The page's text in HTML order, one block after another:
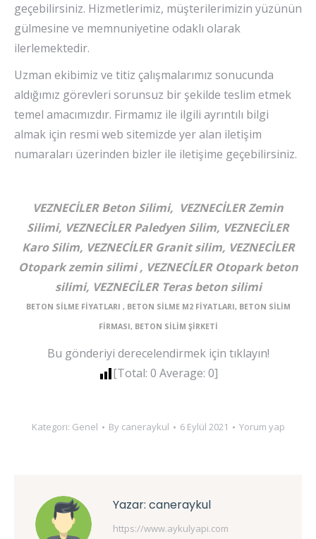
geçebilirsiniz. Hizmetlerimiz, müşterilerimizin yüzünün
gülmesine ve memnuniyetine odaklı olarak
ilerlemektedir.
Uzman ekibimiz ve titiz çalışmalarımız sonucunda
aldığımız görevleri sorunsuz bir şekilde teslim etmek
temel amacımızdır. Firmamız ile ilgili ayrıntılı bilgi
almak için resmi web sitemizde yer alan iletişim
numaraları üzerinden bizler ile iletişime geçebilirsiniz.
VEZNECİLER Beton Silimi, VEZNECİLER Zemin
Silimi, VEZNECİLER Paledyen Silim, VEZNECİLER
Karo Silim, VEZNECİLER Granit silim, VEZNECİLER
Otopark zemin silimi , VEZNECİLER Otopark beton
silimi, VEZNECİLER Teras beton silimi
BETON SİLME FİYATLARI , BETON SİLME M2 FİYATLARI, BETON SİLİM
FİRMASI, BETON SİLİM ŞİRKETİ
Bu gönderiyi derecelendirmek için tıklayın!
[Total: 0 Average: 0]
Kategori: Genel By caneraykul 6 Eylül 2021 Yorum yap
Yazar: caneraykul
https://www.aykulyapi.com